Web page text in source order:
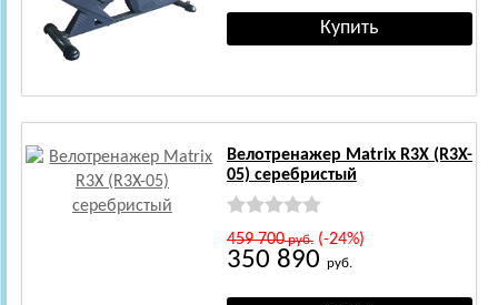
Велотренажер Matrix R3X (R3X-
05) серебристый
459 700руб.(-24%)
350 890 руб.